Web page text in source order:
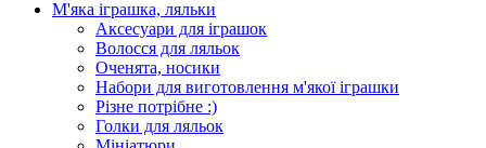
М'яка іграшка, ляльки
Аксесуари для іграшок
Волосся для ляльок
Оченята, носики
Набори для виготовлення м'якої іграшки
Різне потрібне :)
Голки для ляльок